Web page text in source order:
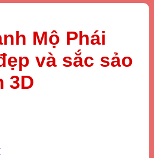
Mộ Phái
và sắc sảo
3D